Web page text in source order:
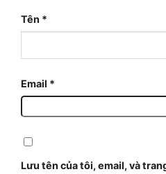
Tên *
Email *
Lưu tên của tôi, email, và